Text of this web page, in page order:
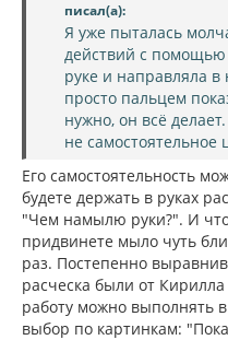
писал(а):
Я уже пыталась
действий с помощью
руке и направляла
просто пальцем
нужно, он всё
не самостоятельное
Его самостоятельность
будете держать в руках
"Чем намылю руки?". И
придвинете мыло чуть
раз. Постепенно
расческа были от
работу можно выполнять
выбор по картинкам: